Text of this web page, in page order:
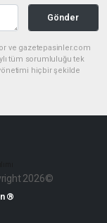
Gönder
ve gazetepasinler.com
tüm sorumluluğu tek
hiçbir şekilde
2026©
®